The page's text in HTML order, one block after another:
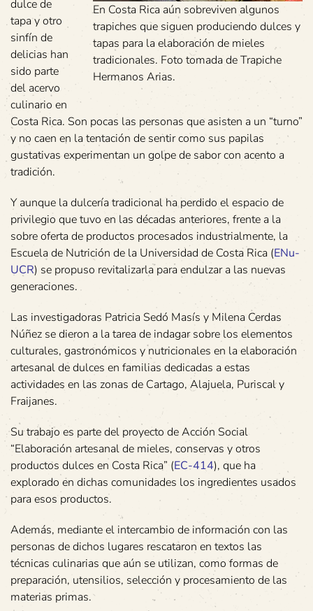
En Costa Rica aún sobreviven algunos
trapiches que siguen produciendo dulces y
tapas para la elaboración de mieles
tradicionales. Foto tomada de Trapiche
Hermanos Arias.
dulce de
tapa y otro
sinfín de
delicias han
sido parte
del acervo
culinario en
Costa Rica. Son pocas las personas que asisten a un “turno”
y no caen en la tentación de sentir como sus papilas
gustativas experimentan un golpe de sabor con acento a
tradición.
Y aunque la dulcería tradicional ha perdido el espacio de
privilegio que tuvo en las décadas anteriores, frente a la
sobre oferta de productos procesados industrialmente, la
Escuela de Nutrición de la Universidad de Costa Rica (ENu-
UCR) se propuso revitalizarla para endulzar a las nuevas
generaciones.
Las investigadoras Patricia Sedó Masís y Milena Cerdas
Núñez se dieron a la tarea de indagar sobre los elementos
culturales, gastronómicos y nutricionales en la elaboración
artesanal de dulces en familias dedicadas a estas
actividades en las zonas de Cartago, Alajuela, Puriscal y
Fraijanes.
Su trabajo es parte del proyecto de Acción Social
“Elaboración artesanal de mieles, conservas y otros
productos dulces en Costa Rica” (EC-414), que ha
explorado en dichas comunidades los ingredientes usados
para esos productos.
Además, mediante el intercambio de información con las
personas de dichos lugares rescataron en textos las
técnicas culinarias que aún se utilizan, como formas de
preparación, utensilios, selección y procesamiento de las
materias primas.